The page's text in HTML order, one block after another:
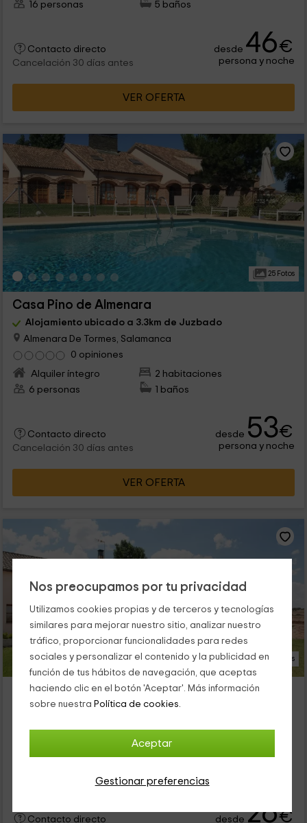
Nos preocupamos por tu privacidad
Utilizamos cookies propias y de terceros y tecnologías
similares para mejorar nuestro sitio, analizar nuestro
tráfico, proporcionar funcionalidades para redes
sociales y personalizar el contenido y la publicidad en
función de tus hábitos de navegación, que aceptas
haciendo clic en el botón 'Aceptar'. Más información
sobre nuestra Política de cookies.
Aceptar
Gestionar preferencias
16 personas
5 baños
Contacto directo
Cancelación 30 días antes
desde 46€
persona y noche
VER OFERTA
25 Fotos
Casa Pino de Almenara
Alojamiento ubicado a 3.3km de Juzbado
Almenara De Tormes, Salamanca
0 opiniones
Alquiler íntegro
2 habitaciones
6 personas
1 baños
Contacto directo
Cancelación 30 días antes
desde 53€
persona y noche
VER OFERTA
39 Fotos
Casa Roble
Alojamiento ubicado a 3.3km de Juzbado
Alquiler íntegro
5 habitaciones
2 baños
Contacto directo desde 26€